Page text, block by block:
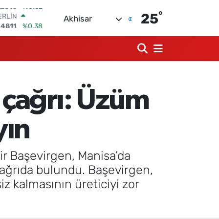
%0.38
%-19
%0.18
Akhisar 25°
Üzüm
Başevirgen, Manisa’da
bulundu. Başevirgen,
kalmasının üreticiyi zor